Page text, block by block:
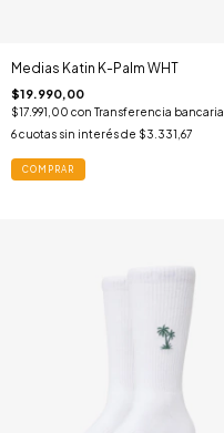
Medias Katin K-Palm WHT
$19.990,00
$17.991,00 con Transferencia bancaria
6cuotas sin interés de $3.331,67
COMPRAR